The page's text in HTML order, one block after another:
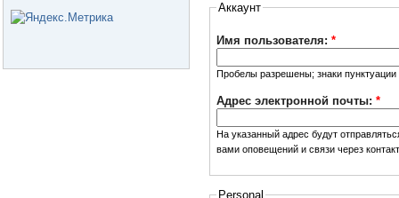
Аккаунт
Имя пользователя: *
Пробелы разрешены; знаки
Адрес электронной почты: *
На указанный адрес будут
вами оповещений и связи через
Personal